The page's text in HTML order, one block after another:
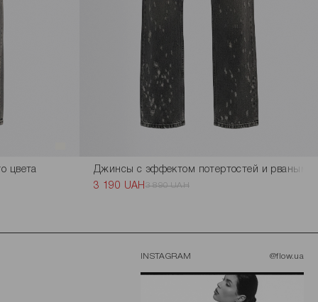
цвета
Джинсы с эффектом потертостей и рваным
3 190 UAH 3 890 UAH
INSTAGRAM @flow.ua